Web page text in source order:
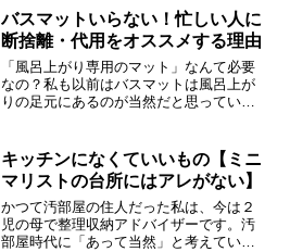
は自分をもっと客観的に見られればいい
だろうな～とおせっかいな...
バスマットいらない！忙しい人に
断捨離・代用をオススメする理由
「風呂上がり専用のマット」なんて必要
なの？私も以前はバスマットは風呂上が
りの足元にあるのが当然だと思っていま
ためにしか使わないようなものが果たし
て必要でしょうか。何かで代用するか、
使わないで済ませることを考えてみませ
んか？
キッチンになくていいもの【ミニ
マリストの台所にはアレがない】
かつて汚部屋の住人だった私は、今は２
児の母で整理収納アドバイザーです。汚
部屋時代に「あって当然」と考えていた